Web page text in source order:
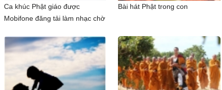
Ca khúc Phật giáo được
Mobifone đăng tải làm nhạc chờ
Bài hát Phật trong con